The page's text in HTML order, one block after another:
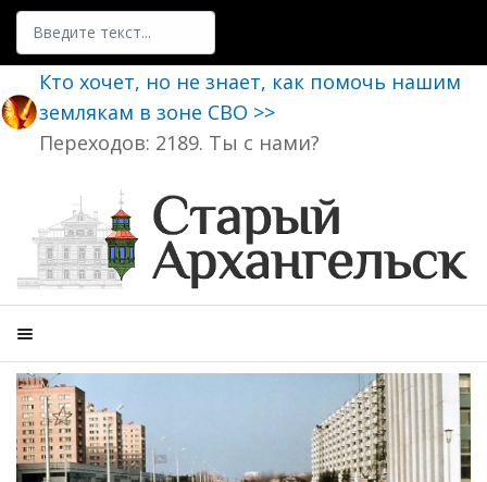
Поиск
Кто хочет, но не знает, как помочь нашим
землякам в зоне СВО >>
Переходов: 2189. Ты с нами?